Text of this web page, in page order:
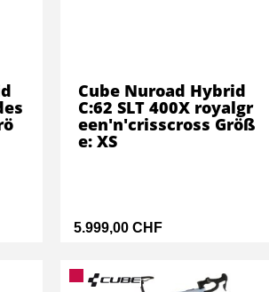
5.999,00 CHF
Cube Nuroad Hybrid
C:62 SLT 400X royalgr
een'n'crisscross Größ
e: XS